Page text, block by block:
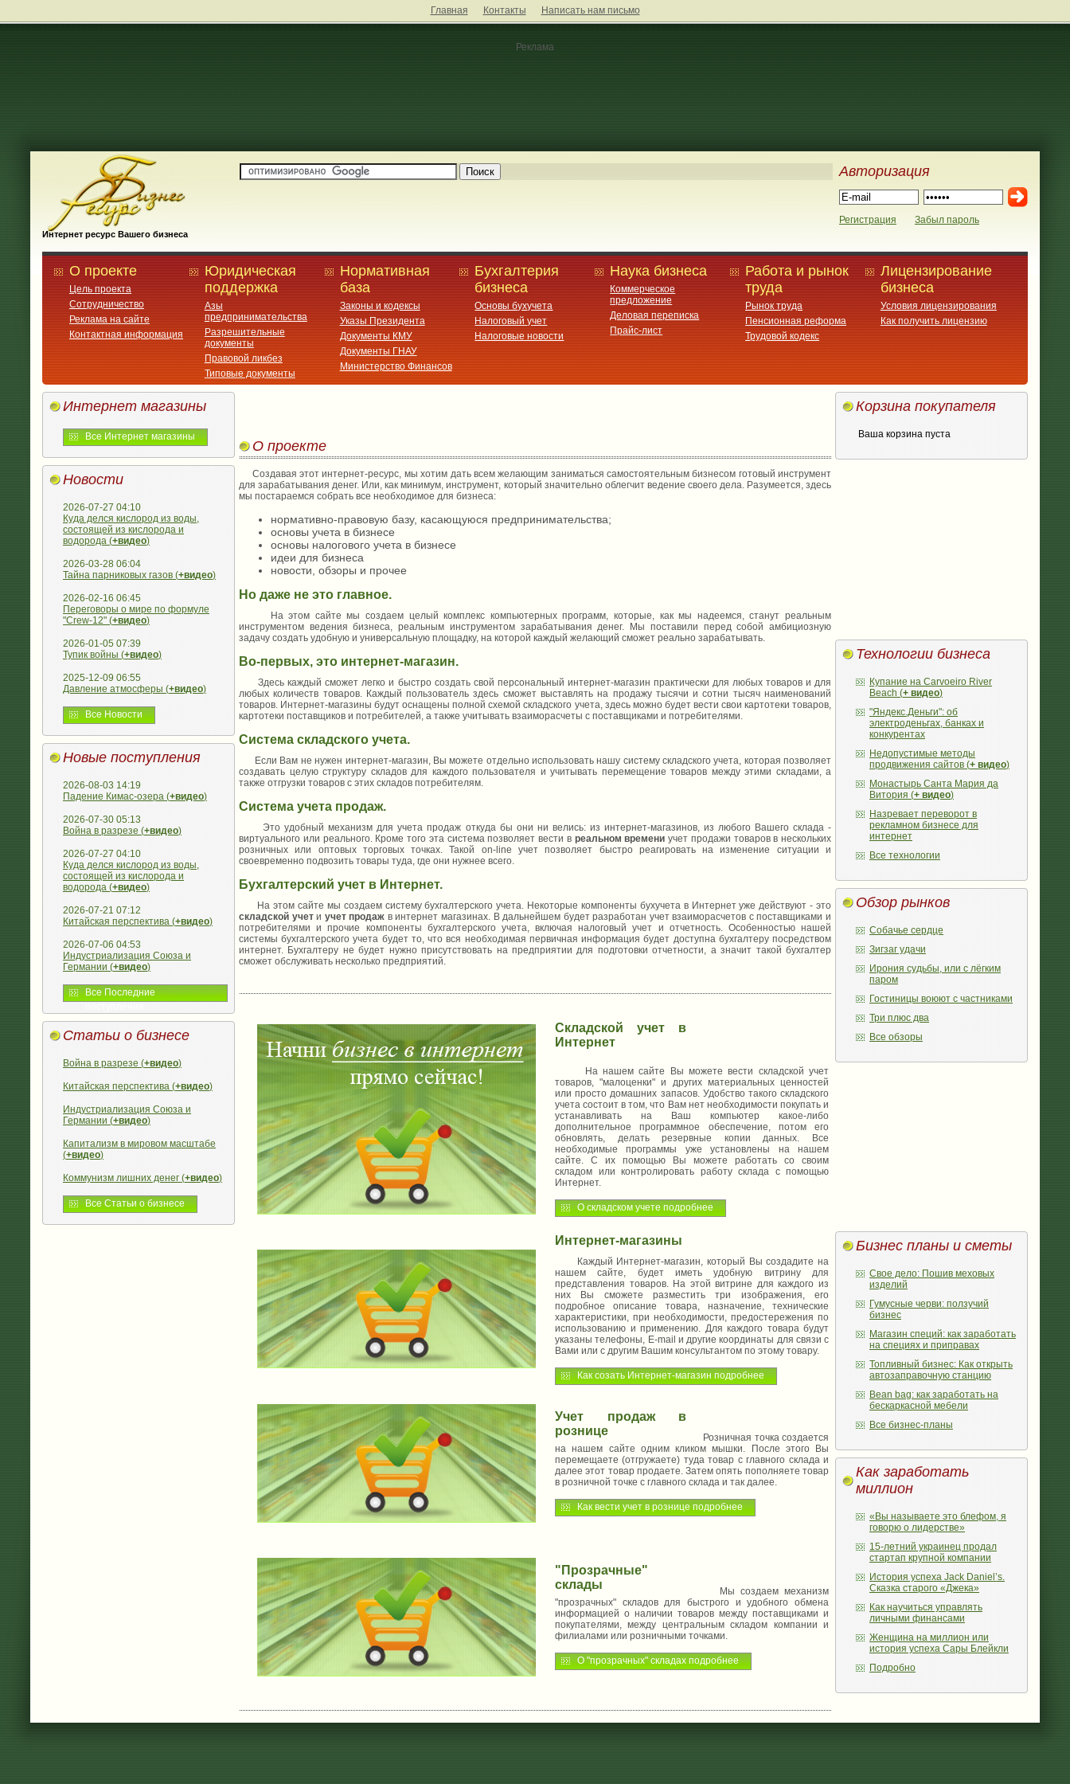
Главная Контакты Написать нам письмо
Реклама
Интернет ресурс Вашего бизнеса
Авторизация
Регистрация Забыл пароль
О проекте
Цель проекта
Сотрудничество
Реклама на сайте
Контактная информация
Юридическая
поддержка
Азы
предпринимательства
Разрешительные
документы
Правовой ликбез
Типовые документы
Нормативная
база
Законы и кодексы
Указы Президента
Документы КМУ
Документы ГНАУ
Министерство Финансов
Бухгалтерия
бизнеса
Основы бухучета
Налоговый учет
Налоговые новости
Наука бизнеса
Коммерческое
предложение
Деловая переписка
Прайс-лист
Работа и рынок
труда
Рынок труда
Пенсионная реформа
Трудовой кодекс
Лицензирование
бизнеса
Условия лицензирования
Как получить лицензию
О проекте
Создавая этот интернет-ресурс, мы хотим дать всем желающим заниматься самостоятельным бизнесом готовый инструмент
для зарабатывания денег. Или, как минимум, инструмент, который значительно облегчит ведение своего дела. Разумеется, здесь
мы постараемся собрать все необходимое для бизнеса:
нормативно-правовую базу, касающуюся предпринимательства;
основы учета в бизнесе
основы налогового учета в бизнесе
идеи для бизнеса
новости, обзоры и прочее
Но даже не это главное.
На этом сайте мы создаем целый комплекс компьютерных программ, которые, как мы надеемся, станут реальным
инструментом ведения бизнеса, реальным инструментом зарабатывания денег. Мы поставили перед собой амбициозную
задачу создать удобную и универсальную площадку, на которой каждый желающий сможет реально зарабатывать.
Во-первых, это интернет-магазин.
Здесь каждый сможет легко и быстро создать свой персональный интернет-магазин практически для любых товаров и для
любых количеств товаров. Каждый пользователь здесь сможет выставлять на продажу тысячи и сотни тысяч наименований
товаров. Интернет-магазины будут оснащены полной схемой складского учета, здесь можно будет вести свои картотеки товаров,
картотеки поставщиков и потребителей, а также учитывать взаиморасчеты с поставщиками и потребителями.
Система складского учета.
Если Вам не нужен интернет-магазин, Вы можете отдельно использовать нашу систему складского учета, которая позволяет
создавать целую структуру складов для каждого пользователя и учитывать перемещение товаров между этими складами, а
также отгрузки товаров с этих складов потребителям.
Система учета продаж.
Это удобный механизм для учета продаж откуда бы они ни велись: из интернет-магазинов, из любого Вашего склада -
виртуального или реального. Кроме того эта система позволяет вести в реальном времени учет продажи товаров в нескольких
розничных или оптовых торговых точках. Такой on-line учет позволяет быстро реагировать на изменение ситуации и
своевременно подвозить товары туда, где они нужнее всего.
Бухгалтерский учет в Интернет.
На этом сайте мы создаем систему бухгалтерского учета. Некоторые компоненты бухучета в Интернет уже действуют - это
складской учети учет продаж в интернет магазинах. В дальнейшем будет разработан учет взаиморасчетов с поставщиками и
потребителями и прочие компоненты бухгалтерского учета, включая налоговый учет и отчетность. Особенностью нашей
системы бухгалтерского учета будет то, что вся необходимая первичная информация будет доступна бухгалтеру посредством
интернет. Бухгалтеру не будет нужно присутствовать на предприятии для подготовки отчетности, а значит такой бухгалтер
сможет обслуживать несколько предприятий.
Складской учет в
Интернет
На нашем сайте Вы можете вести складской учет
товаров, "малоценки" и других материальных ценностей
или просто домашних запасов. Удобство такого складского
учета состоит в том, что Вам нет необходимости покупать и
устанавливать на Ваш компьютер какое-либо
дополнительное программное обеспечение, потом его
обновлять, делать резервные копии данных. Все
необходимые программы уже установлены на нашем
сайте. С их помощью Вы можете работать со своим
складом или контролировать работу склада с помощью
Интернет.
О складском учете подробнее
Интернет-магазины
Каждый Интернет-магазин, который Вы создадите на
нашем сайте, будет иметь удобную витрину для
представления товаров. На этой витрине для каждого из
них Вы сможете разместить три изображения, его
подробное описание товара, назначение, технические
характеристики, при необходимости, предостережения по
использованию и применению. Для каждого товара будут
указаны телефоны, E-mail и другие координаты для связи с
Вами или с другим Вашим консультантом по этому товару.
Как созать Интернет-магазин подробнее
Учет продаж в
рознице
Розничная точка создается
на нашем сайте одним кликом мышки. После этого Вы
перемещаете (отгружаете) туда товар с главного склада и
далее этот товар продаете. Затем опять пополняете товар
в розничной точке с главного склада и так далее.
Как вести учет в рознице подробнее
"Прозрачные"
склады
Мы создаем механизм
"прозрачных" складов для быстрого и удобного обмена
информацией о наличии товаров между поставщиками и
покупателями, между центральным складом компании и
филиалами или розничными точками.
О "прозрачных" складах подробнее
Интернет магазины
Все Интернет магазины
Новости
2026-07-27 04:10
Куда делся кислород из воды,
состоящей из кислорода и
водорода (+видео)
2026-03-28 06:04
Тайна парниковых газов (+видео)
2026-02-16 06:45
Переговоры о мире по формуле
"Crew-12" (+видео)
2026-01-05 07:39
Тупик войны (+видео)
2025-12-09 06:55
Давление атмосферы (+видео)
Все Новости
Новые поступления
2026-08-03 14:19
Падение Кимас-озера (+видео)
2026-07-30 05:13
Война в разрезе (+видео)
2026-07-27 04:10
Куда делся кислород из воды,
состоящей из кислорода и
водорода (+видео)
2026-07-21 07:12
Китайская перспектива (+видео)
2026-07-06 04:53
Индустриализация Союза и
Германии (+видео)
Все Последние
Статьи о бизнесе
Война в разрезе (+видео)
Китайская перспектива (+видео)
Индустриализация Союза и
Германии (+видео)
Капитализм в мировом масштабе
(+видео)
Коммунизм лишних денег (+видео)
Все Статьи о бизнесе
Корзина покупателя
Ваша корзина пуста
Технологии бизнеса
Купание на Carvoeiro River
Beach (+ видео)
"Яндекс.Деньги": об
электроденьгах, банках и
конкурентах
Недопустимые методы
продвижения сайтов (+ видео)
Монастырь Санта Мария да
Витория (+ видео)
Назревает переворот в
рекламном бизнесе для
интернет
Все технологии
Обзор рынков
Собачье сердце
Зигзаг удачи
Ирония судьбы, или с лёгким
паром
Гостиницы воюют с частниками
Три плюс два
Все обзоры
Бизнес планы и сметы
Свое дело: Пошив меховых
изделий
Гумусные черви: ползучий
бизнес
Магазин специй: как заработать
на специях и приправах
Топливный бизнес: Как открыть
автозаправочную станцию
Bean bag: как заработать на
бескаркасной мебели
Все бизнес-планы
Как заработать
миллион
«Вы называете это блефом, я
говорю о лидерстве»
15-летний украинец продал
стартап крупной компании
История успеха Jack Daniel’s.
Сказка старого «Джека»
Как научиться управлять
личными финансами
Женщина на миллион или
история успеха Сары Блейкли
Подробно